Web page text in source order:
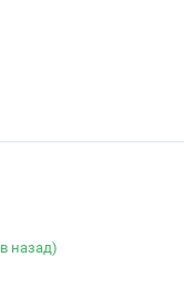
назад)